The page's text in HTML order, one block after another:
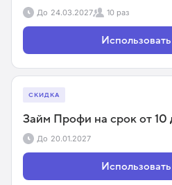
До 24.03.2027 10 раз
СКИДКА
Займ Профи на срок от 10
До 20.01.2027